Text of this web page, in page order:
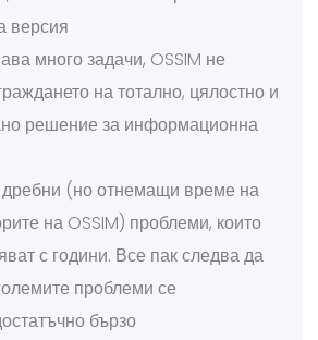
версия
много задачи, OSSIM не
на тотално, цялостно и
решение за информационна
(но отнемащи време на
на OSSIM) проблеми, които
с години. Все пак следва да
проблеми се
бързо